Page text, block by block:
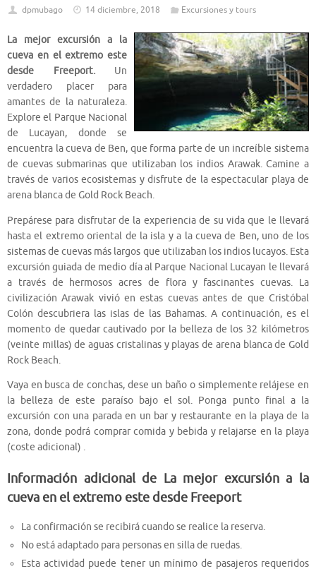
dpmubago 14 diciembre, 2018 Excursiones y tours
La mejor excursión a la
cueva en el extremo este
desde Freeport.Un
verdadero placer para
amantes de la naturaleza.
Explore el Parque Nacional
de Lucayan, donde se
encuentra la cueva de Ben, que forma parte de un increíble sistema
de cuevas submarinas que utilizaban los indios Arawak. Camine a
través de varios ecosistemas y disfrute de la espectacular playa de
arena blanca de Gold Rock Beach.
Prepárese para disfrutar de la experiencia de su vida que le llevará
hasta el extremo oriental de la isla y a la cueva de Ben, uno de los
sistemas de cuevas más largos que utilizaban los indios lucayos. Esta
excursión guiada de medio día al Parque Nacional Lucayan le llevará
a través de hermosos acres de flora y fascinantes cuevas. La
civilización Arawak vivió en estas cuevas antes de que Cristóbal
Colón descubriera las islas de las Bahamas. A continuación, es el
momento de quedar cautivado por la belleza de los 32 kilómetros
(veinte millas) de aguas cristalinas y playas de arena blanca de Gold
Rock Beach.
Vaya en busca de conchas, dese un baño o simplemente relájese en
la belleza de este paraíso bajo el sol. Ponga punto final a la
excursión con una parada en un bar y restaurante en la playa de la
zona, donde podrá comprar comida y bebida y relajarse en la playa
(coste adicional) .
Información adicional de La mejor excursión a la
cueva en el extremo este desde Freeport
La confirmación se recibirá cuando se realice la reserva.
No está adaptado para personas en silla de ruedas.
Esta actividad puede tener un mínimo de pasajeros requeridos